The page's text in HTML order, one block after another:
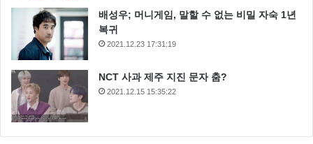
배성우; 머니게임, 말할 수 없는 비밀 자숙 1년
복귀
2021.12.23 17:31:19
NCT 사과 제주 지진 문자 춤?
2021.12.15 15:35:22